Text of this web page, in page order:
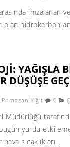
imzalanan
olan hidrokarbon
YAĞIŞLA
DÜŞÜŞE
Ramazan Yiğit 0
yurdu
sıcaklıkları...